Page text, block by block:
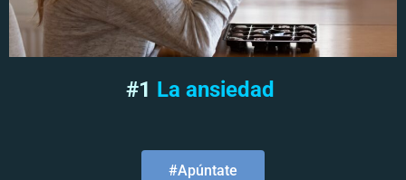
#1 La ansiedad
#Apúntate